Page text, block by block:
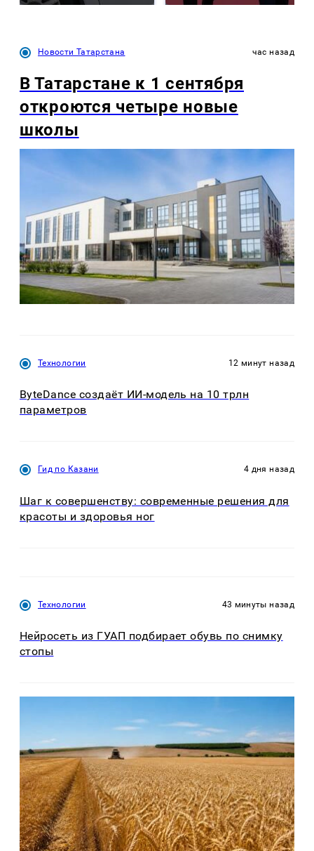
Новости Татарстана час назад
В Татарстане к 1 сентября
откроются четыре новые
школы
Технологии 12 минут назад
ByteDance создаёт ИИ-модель на 10 трлн
параметров
Гид по Казани 4 дня назад
Шаг к совершенству: современные решения для
красоты и здоровья ног
Технологии 43 минуты назад
Нейросеть из ГУАП подбирает обувь по снимку
стопы